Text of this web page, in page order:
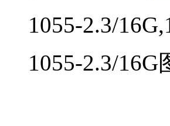
1055-2.3/
1055-2.3/16G